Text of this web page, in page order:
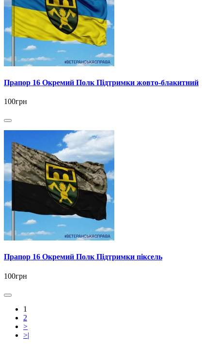
Прапор 16 Окремий Полк Підтримки жовто-блакитний
100грн
Прапор 16 Окремий Полк Підтримки піксель
100грн
1
2
>
>|